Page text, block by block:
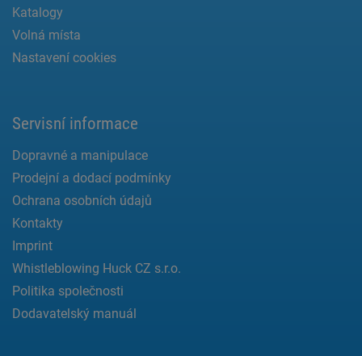
Katalogy
Volná místa
Nastavení cookies
Servisní informace
Dopravné a manipulace
Prodejní a dodací podmínky
Ochrana osobních údajů
Kontakty
Imprint
Whistleblowing Huck CZ s.r.o.
Politika společnosti
Dodavatelský manuál